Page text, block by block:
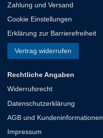
Zahlung und Versand
Cookie Einstellungen
Erklärung zur Barrierefreiheit
Vertrag widerrufen
Rechtliche Angaben
Widerrufsrecht
Datenschutzerklärung
AGB und Kundeninformationen
Impressum